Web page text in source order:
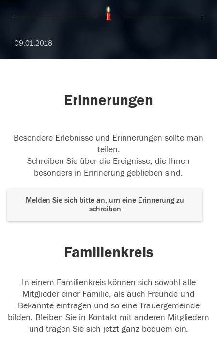
09.01.2018
Erinnerungen
Besondere Erlebnisse und Erinnerungen sollte man
teilen.
Schreiben Sie über die Ereignisse, die Ihnen
besonders in Erinnerung geblieben sind.
Melden Sie sich bitte an, um eine Erinnerung zu
schreiben
Familienkreis
In einem Familienkreis können sich sowohl alle
Mitglieder einer Familie, als auch Freunde und
Bekannte eintragen und so eine Trauergemeinde
bilden. Bleiben Sie in Kontakt mit anderen Mitgliedern
und tragen Sie sich jetzt ganz bequem ein.